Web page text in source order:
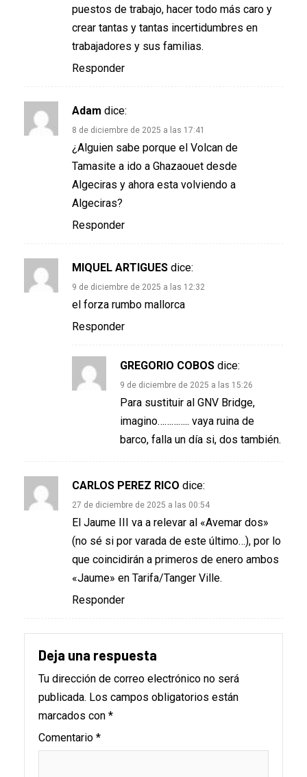
puestos de trabajo, hacer todo más caro y
crear tantas y tantas incertidumbres en
trabajadores y sus familias.
Responder
Adam dice:
8 de diciembre de 2025 a las 17:41
¿Alguien sabe porque el Volcan de
Tamasite a ido a Ghazaouet desde
Algeciras y ahora esta volviendo a
Algeciras?
Responder
MIQUEL ARTIGUES dice:
9 de diciembre de 2025 a las 12:32
el forza rumbo mallorca
Responder
GREGORIO COBOS dice:
9 de diciembre de 2025 a las 15:26
Para sustituir al GNV Bridge,
imagino………….. vaya ruina de
barco, falla un día si, dos también.
CARLOS PEREZ RICO dice:
27 de diciembre de 2025 a las 00:54
El Jaume III va a relevar al «Avemar dos»
(no sé si por varada de este último…), por lo
que coincidirán a primeros de enero ambos
«Jaume» en Tarifa/Tanger Ville.
Responder
Deja una respuesta
Tu dirección de correo electrónico no será
publicada. Los campos obligatorios están
marcados con *
Comentario *